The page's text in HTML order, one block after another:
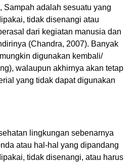
Sampah adalah sesuatu yang
tidak disenangi atau
dari kegiatan manusia dan
(Chandra, 2007). Banyak
digunakan kembali/
walaupun akhirnya akan tetap
yang tidak dapat digunakan
lingkungan sebenarnya
atau hal-hal yang dipandang
tidak disenangi, atau harus